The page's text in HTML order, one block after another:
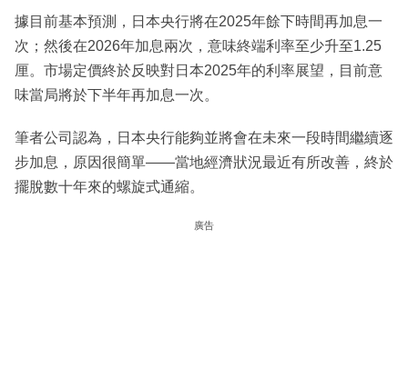
據目前基本預測，日本央行將在2025年餘下時間再加息一
次；然後在2026年加息兩次，意味終端利率至少升至1.25
厘。市場定價終於反映對日本2025年的利率展望，目前意
味當局將於下半年再加息一次。
筆者公司認為，日本央行能夠並將會在未來一段時間繼續逐
步加息，原因很簡單——當地經濟狀況最近有所改善，終於
擺脫數十年來的螺旋式通縮。
廣告